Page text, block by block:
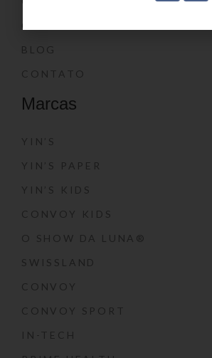
BLOG
CONTATO
Marcas
YIN’S
YIN’S PAPER
YIN’S KIDS
CONVOY KIDS
O SHOW DA LUNA®
SWISSLAND
CONVOY
CONVOY SPORT
IN-TECH